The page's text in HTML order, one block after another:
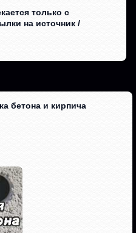
только с
на источник /
бетона и кирпича